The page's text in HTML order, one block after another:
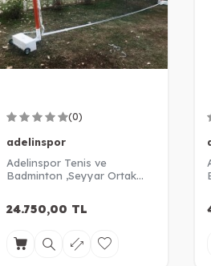
(0)
adelinspor
Adelinspor Tenis ve
Badminton ,Seyyar Ortak
24.750,00 TL